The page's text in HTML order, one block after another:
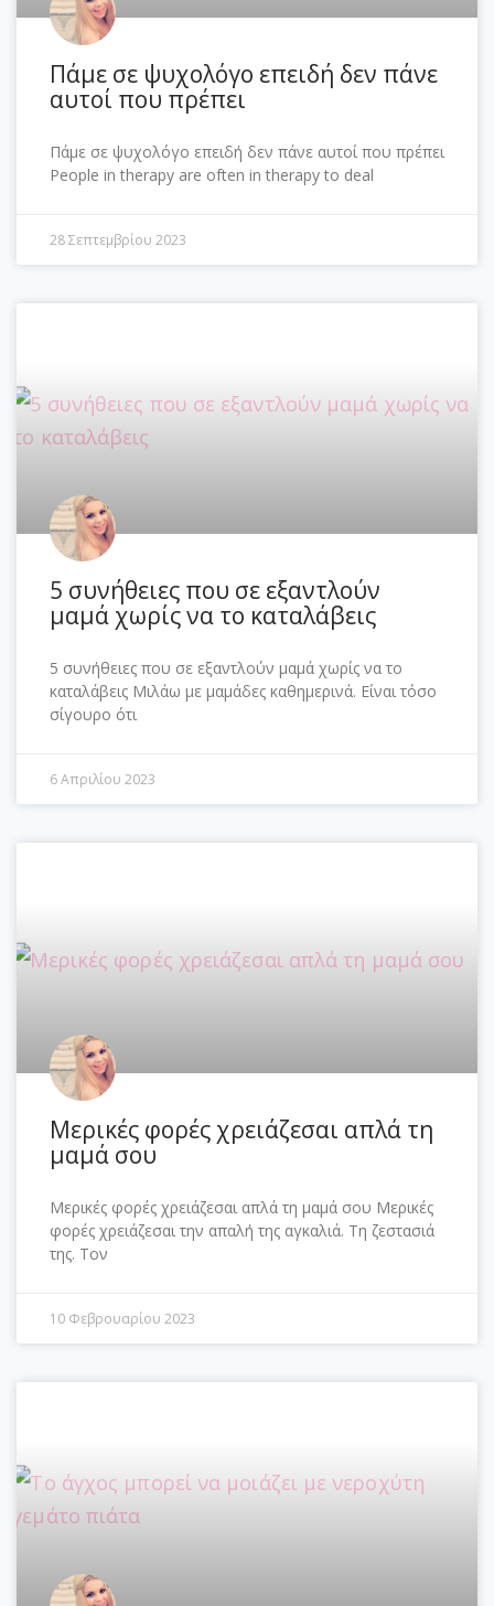
Πάμε σε ψυχολόγο επειδή δεν πάνε
αυτοί που πρέπει
Πάμε σε ψυχολόγο επειδή δεν πάνε αυτοί που πρέπει
People in therapy are often in therapy to deal
28 Σεπτεμβρίου 2023
5 συνήθειες που σε εξαντλούν
μαμά χωρίς να το καταλάβεις
5 συνήθειες που σε εξαντλούν μαμά χωρίς να το
καταλάβεις Μιλάω με μαμάδες καθημερινά. Είναι τόσο
σίγουρο ότι
6 Απριλίου 2023
Μερικές φορές χρειάζεσαι απλά τη
μαμά σου
Μερικές φορές χρειάζεσαι απλά τη μαμά σου Μερικές
φορές χρειάζεσαι την απαλή της αγκαλιά. Τη ζεστασιά
της. Τον
10 Φεβρουαρίου 2023